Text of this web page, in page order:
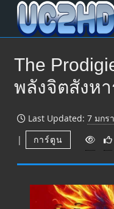
The
พลังจิตสังหา
Last Updated: 7 มกร
|
การ์ตูน
V
w